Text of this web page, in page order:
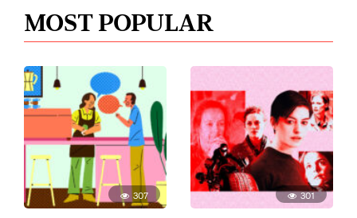
MOST POPULAR
307 301